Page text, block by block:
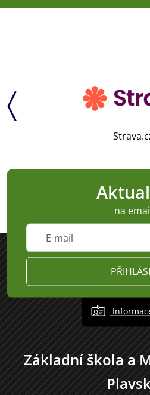
na
Základní škola a